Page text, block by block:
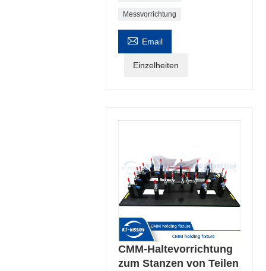
Messvorrichtung
 Email
Einzelheiten
CMM-Haltevorrichtung
zum Stanzen von Teilen